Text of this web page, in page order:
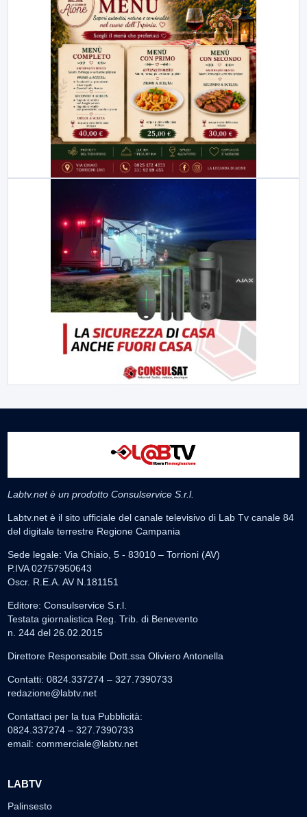
Labtv.net è un prodotto Consulservice S.r.l.
Labtv.net è il sito ufficiale del canale televisivo di Lab Tv canale 84
del digitale terrestre Regione Campania
Sede legale: Via Chiaio, 5 - 83010 – Torrioni (AV)
P.IVA 02757950643
Oscr. R.E.A. AV N.181151
Editore: Consulservice S.r.l.
Testata giornalistica Reg. Trib. di Benevento
n. 244 del 26.02.2015
Direttore Responsabile Dott.ssa Oliviero Antonella
Contatti: 0824.337274 – 327.7390733
redazione@labtv.net
Contattaci per la tua Pubblicità:
0824.337274 – 327.7390733
email: commerciale@labtv.net
LABTV
Palinsesto